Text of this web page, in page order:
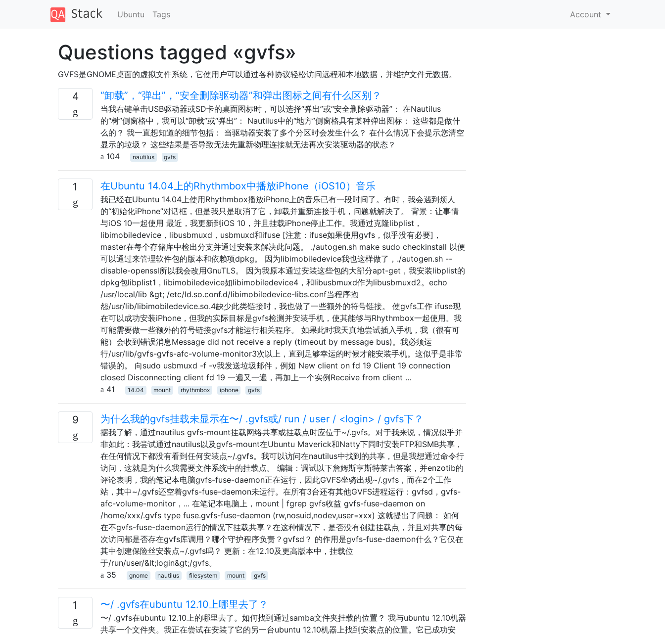
Ubuntu Tags Account
Questions tagged «gvfs»
GVFS是GNOME桌面的虚拟文件系统，它使用户可以通过各种协议轻松访问远程和本地数据，并维护文件元数据。
4 “卸载”，“弹出”，“安全删除驱动器”和弹出图标之间有什么区别？
当我右键单击USB驱动器或SD卡的桌面图标时，可以选择“弹出”或“安全删除驱动器”： 在Nautilus
的“树”侧窗格中，我可以“卸载”或“弹出”： Nautilus中的“地方”侧窗格具有某种弹出图标： 这些都是做什
么的？ 我一直想知道的细节包括： 当驱动器安装了多个分区时会发生什么？ 在什么情况下会提示您清空
显示的垃圾？ 这些结果是否导致无法先重新物理连接就无法再次安装驱动器的状态？
104
nautilus gvfs
1 在Ubuntu 14.04上的Rhythmbox中播放iPhone（iOS10）音乐
我已经在Ubuntu 14.04上使用Rhythmbox播放iPhone上的音乐已有一段时间了。有时，我会遇到烦人
的“初始化iPhone”对话框，但是我只是取消了它，卸载并重新连接手机，问题就解决了。 背景：让事情
与iOS 10一起使用 最近，我更新到iOS 10，并且挂载iPhone停止工作。我通过克隆libplist，
libimobiledevice，libusbmuxd，usbmuxd和ifuse [注意：ifuse如果使用gvfs，似乎没有必要]，
master在每个存储库中检出分支并通过安装来解决此问题。 ./autogen.sh make sudo checkinstall 以便
可以通过来管理软件包的版本和依赖项dpkg。 因为libimobiledevice我也这样做了，./autogen.sh --
disable-openssl所以我会改用GnuTLS。 因为我原本通过安装这些包的大部分apt-get，我安装libplist的
dpkg包libplist1，libimobiledevice如libimobiledevice4，和libusbmuxd作为libusbmuxd2。echo
/usr/local/lib &gt; /etc/ld.so.conf.d/libimobiledevice-libs.conf当程序抱
怨/usr/lib/libimobiledevice.so.4缺少此类链接时，我也做了一些额外的符号链接。 使gvfs工作 ifuse现
在可以成功安装iPhone，但我的实际目标是gvfs检测并安装手机，使其能够与Rhythmbox一起使用。我
可能需要做一些额外的符号链接gvfs才能运行相关程序。 如果此时我天真地尝试插入手机，我（很有可
能）会收到错误消息Message did not receive a reply (timeout by message bus)。我必须运
行/usr/lib/gvfs-gvfs-afc-volume-monitor3次以上，直到足够幸运的时候才能安装手机。这似乎是非常
错误的。 向sudo usbmuxd -f -v我发送垃圾邮件，例如 New client on fd 19 Client 19 connection
closed Disconnecting client fd 19 一遍又一遍，再加上一个实例Receive from client …
41
14.04 mount rhythmbox iphone gvfs
9 为什么我的gvfs挂载未显示在〜/ .gvfs或/ run / user / <login> / gvfs下？
据我了解，通过nautilus gvfs-mount挂载网络共享或挂载点时应位于~/.gvfs。对于我来说，情况似乎并
非如此：我尝试通过nautilus以及gvfs-mount在Ubuntu Maverick和Natty下同时安装FTP和SMB共享，
在任何情况下都没有看到任何安装点~/.gvfs。我可以访问在nautilus中找到的共享，但是我想通过命令行
访问，这就是为什么我需要文件系统中的挂载点。 编辑：调试以下詹姆斯亨斯特莱吉答案，并enzotib的
评论表明，我的笔记本电脑gvfs-fuse-daemon正在运行，因此GVFS坐骑出现~/.gvfs，而在2个工作
站，其中~/.gvfs还空着gvfs-fuse-daemon未运行。在所有3台还有其他GVFS进程运行：gvfsd，gvfs-
afc-volume-monitor，... 在笔记本电脑上，mount | fgrep gvfs收益 gvfs-fuse-daemon on
/home/xxx/.gvfs type fuse.gvfs-fuse-daemon (rw,nosuid,nodev,user=xxx) 这就提出了问题： 如何
在不gvfs-fuse-daemon运行的情况下挂载共享？在这种情况下，是否没有创建挂载点，并且对共享的每
次访问都是否存在gvfs库调用？哪个守护程序负责？gvfsd？ 的作用是gvfs-fuse-daemon什么？它仅在
其中创建保险丝安装点~/.gvfs吗？ 更新：在12.10及更高版本中，挂载位
于/run/user/&lt;login&gt;/gvfs。
35
gnome nautilus filesystem mount gvfs
1 〜/ .gvfs在ubuntu 12.10上哪里去了？
〜/ .gvfs在ubuntu 12.10上的哪里去了。如何找到通过samba文件夹挂载的位置？ 我与ubuntu 12.10机器
共享一个文件夹。我正在尝试在安装了它的另一台ubuntu 12.10机器上找到安装点的位置。它已成功安